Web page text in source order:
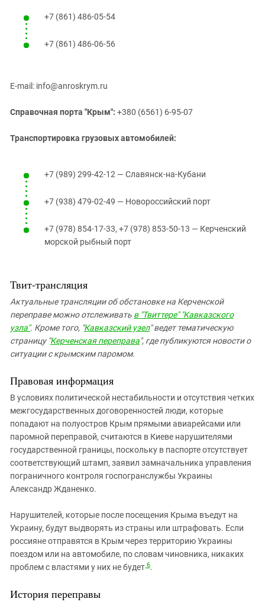
+7 (861) 486-05-54
+7 (861) 486-06-56
E-mail: info@anroskrym.ru
Справочная порта "Крым": +380 (6561) 6-95-07
Транспортировка грузовых автомобилей:
+7 (989) 299-42-12 — Славянск-на-Кубани
+7 (938) 479-02-49 — Новороссийский порт
+7 (978) 854-17-33, +7 (978) 853-50-13 — Керченский
морской рыбный порт
Твит-трансляция
Актуальные трансляции об обстановке на Керченской
переправе можно отслеживать в "Твиттере" "Кавказского
узла". Кроме того, "Кавказский узел" ведет тематическую
страницу "Керченская переправа", где публикуются новости о
ситуации с крымским паромом.
Правовая информация
В условиях политической нестабильности и отсутствия четких
межгосударственных договоренностей люди, которые
попадают на полуостров Крым прямыми авиарейсами или
паромной переправой, считаются в Киеве нарушителями
государственной границы, поскольку в паспорте отсутствует
соответствующий штамп, заявил замначальника управления
пограничного контроля госпогранслужбы Украины
Александр Жданенко.
Нарушителей, которые после посещения Крыма въедут на
Украину, будут выдворять из страны или штрафовать. Если
россияне отправятся в Крым через территорию Украины
поездом или на автомобиле, по словам чиновника, никаких
проблем с властями у них не будет 6.
История переправы